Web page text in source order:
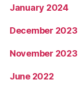
January 2024
December 2023
November 2023
June 2022